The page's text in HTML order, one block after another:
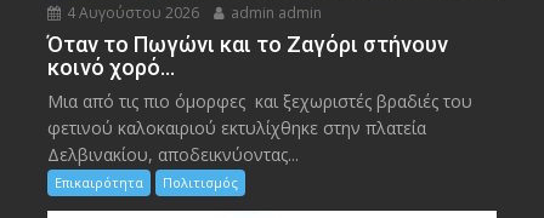
4 Αυγούστου 2026 admin admin
Όταν το Πωγώνι και το Ζαγόρι στήνουν
κοινό χορό…
Μια από τις πιο όμορφες και ξεχωριστές βραδιές του
φετινού καλοκαιριού εκτυλίχθηκε στην πλατεία
Δελβινακίου, αποδεικνύοντας...
Επικαιρότητα Πολιτισμός